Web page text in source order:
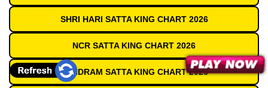
SHRI HARI SATTA KING CHART 2026
NCR SATTA KING CHART 2026
SUNDRAM SATTA KING CHART 2026